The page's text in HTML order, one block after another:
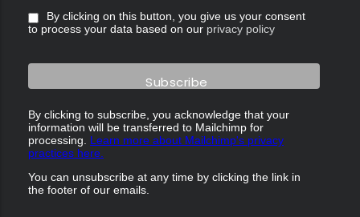
By clicking on this button, you give us your consent
to process your data based on our privacy policy
By clicking to subscribe, you acknowledge that your
information will be transferred to Mailchimp for
processing. Learn more about Mailchimp's privacy
practices here.
You can unsubscribe at any time by clicking the link in
the footer of our emails.